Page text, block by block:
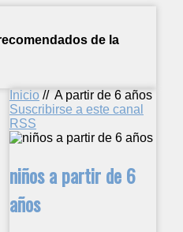
de la
Inicio // A partir de 6 años
Suscribirse a este canal
RSS
niños a partir de 6
años